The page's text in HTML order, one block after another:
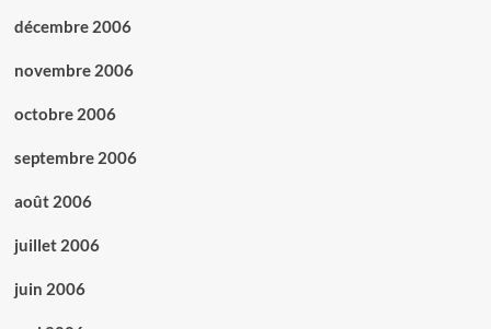
décembre 2006
novembre 2006
octobre 2006
septembre 2006
août 2006
juillet 2006
juin 2006